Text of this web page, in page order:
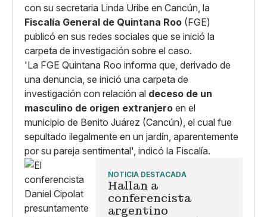
con su secretaria Linda Uribe en Cancún, la
Fiscalía General de Quintana Roo (FGE)
publicó en sus redes sociales que se inició la
carpeta de investigación sobre el caso.
'La FGE Quintana Roo informa que, derivado de
una denuncia, se inició una carpeta de
investigación con relación al deceso de un
masculino de origen extranjero en el
municipio de Benito Juárez (Cancún), el cual fue
sepultado ilegalmente en un jardín, aparentemente
por su pareja sentimental', indicó la Fiscalía.
NOTICIA DESTACADA
Hallan a
conferencista
argentino